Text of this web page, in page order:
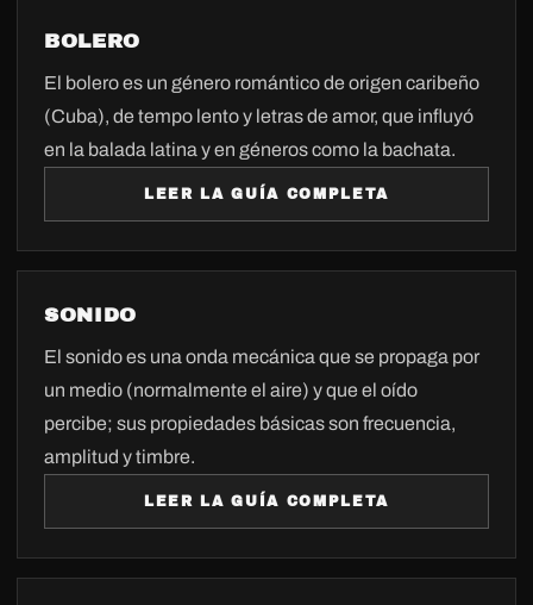
BOLERO
El bolero es un género romántico de origen caribeño
(Cuba), de tempo lento y letras de amor, que influyó
en la balada latina y en géneros como la bachata.
LEER LA GUÍA COMPLETA
SONIDO
El sonido es una onda mecánica que se propaga por
un medio (normalmente el aire) y que el oído
percibe; sus propiedades básicas son frecuencia,
amplitud y timbre.
LEER LA GUÍA COMPLETA